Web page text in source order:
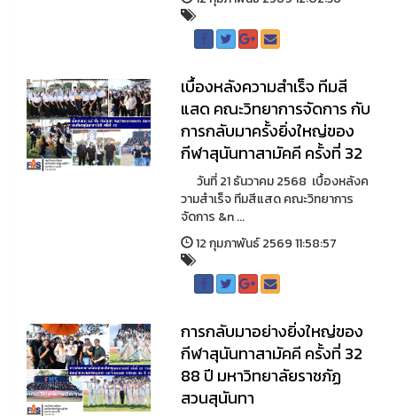
เบื้องหลังความสำเร็จ ทีมสี
แสด คณะวิทยาการจัดการ กับ
การกลับมาครั้งยิ่งใหญ่ของ
กีฬาสุนันทาสามัคคี ครั้งที่ 32
วันที่ 21 ธันวาคม 2568 เบื้องหลังค
วามสำเร็จ ทีมสีแสด คณะวิทยาการ
จัดการ &n ...
12 กุมภาพันธ์ 2569 11:58:57
การกลับมาอย่างยิ่งใหญ่ของ
กีฬาสุนันทาสามัคคี ครั้งที่ 32
88 ปี มหาวิทยาลัยราชภัฏ
สวนสุนันทา